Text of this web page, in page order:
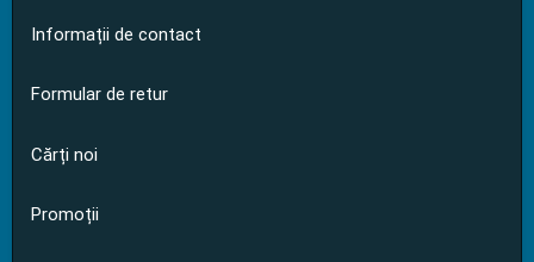
Informații de contact
Formular de retur
Cărți noi
Promoții